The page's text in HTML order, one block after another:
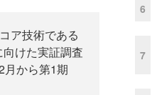
ア技術である
けた実証調査
月から第1期
6
7